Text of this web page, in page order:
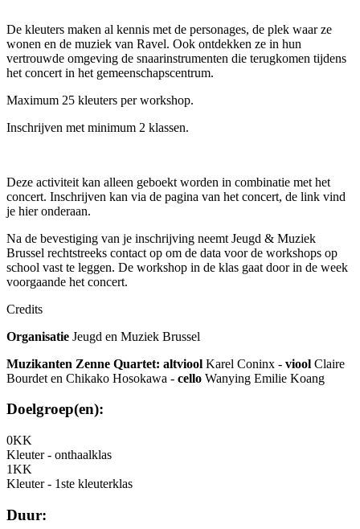
De kleuters maken al kennis met de personages, de plek waar ze
wonen en de muziek van Ravel. Ook ontdekken ze in hun
vertrouwde omgeving de snaarinstrumenten die terugkomen tijdens
het concert in het gemeenschapscentrum.
Maximum 25 kleuters per workshop.
Inschrijven met minimum 2 klassen.
Deze activiteit kan alleen geboekt worden in combinatie met het
concert. Inschrijven kan via de pagina van het concert, de link vind
je hier onderaan.
Na de bevestiging van je inschrijving neemt Jeugd & Muziek
Brussel rechtstreeks contact op om de data voor de workshops op
school vast te leggen. De workshop in de klas gaat door in de week
voorgaande het concert.
Credits
Organisatie Jeugd en Muziek Brussel
Muzikanten Zenne Quartet: altviool Karel Coninx - viool Claire
Bourdet en Chikako Hosokawa - cello Wanying Emilie Koang
Doelgroep(en):
0KK
Kleuter - onthaalklas
1KK
Kleuter - 1ste kleuterklas
Duur: